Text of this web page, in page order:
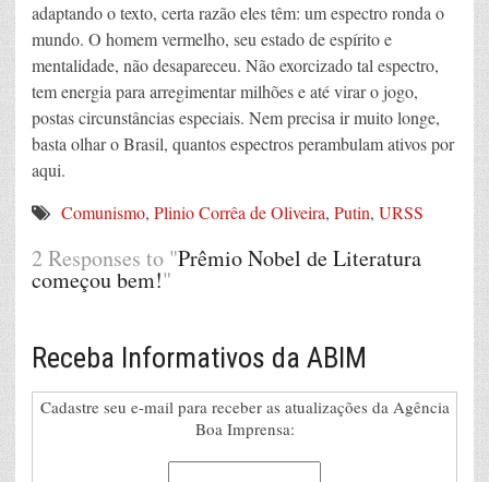
adaptando o texto, certa razão eles têm: um espectro ronda o
mundo. O homem vermelho, seu estado de espírito e
mentalidade, não desapareceu. Não exorcizado tal espectro,
tem energia para arregimentar milhões e até virar o jogo,
postas circunstâncias especiais. Nem precisa ir muito longe,
basta olhar o Brasil, quantos espectros perambulam ativos por
aqui.
Comunismo, Plinio Corrêa de Oliveira, Putin, URSS
2 Responses to "Prêmio Nobel de Literatura
começou bem!"
Receba Informativos da ABIM
Cadastre seu e-mail para receber as atualizações da Agência
Boa Imprensa: